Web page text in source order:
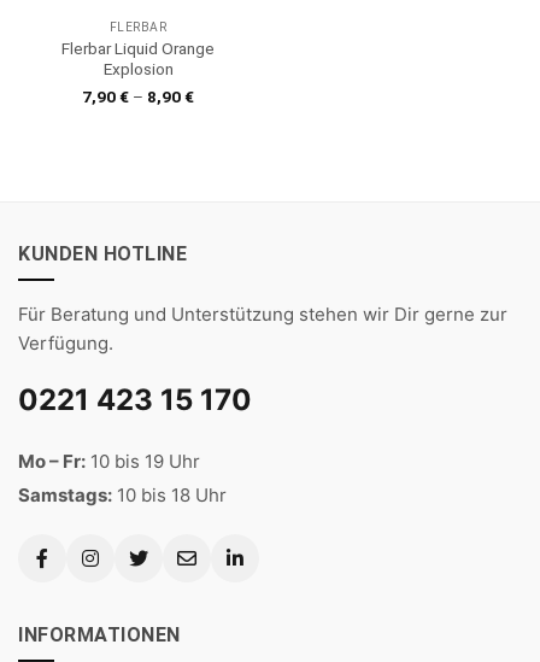
FLERBAR
Flerbar Liquid Orange
Explosion
7,90€ – 8,90€
KUNDEN HOTLINE
Für Beratung und Unterstützung stehen wir Dir gerne zur
Verfügung.
0221 423 15 170
Mo – Fr: 10 bis 19 Uhr
Samstags: 10 bis 18 Uhr
INFORMATIONEN